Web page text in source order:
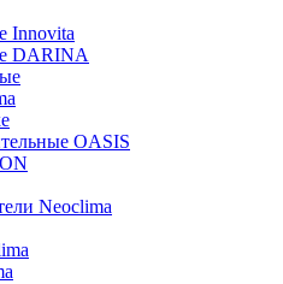
Innovita
DARINA
OASIS
Neoclima